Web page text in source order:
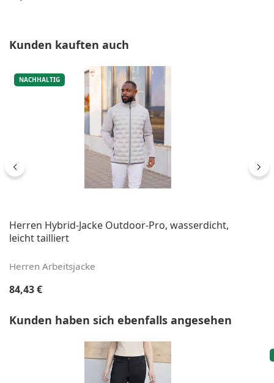
Produktgalerie überspringen
Kunden kauften auch
NACHHALTIG
Herren Hybrid-Jacke Outdoor-Pro, wasserdicht,
leicht tailliert
Herren Arbeitsjacke
Regulärer Preis:
84,43 €
Produktgalerie überspringen
Kunden haben sich ebenfalls angesehen